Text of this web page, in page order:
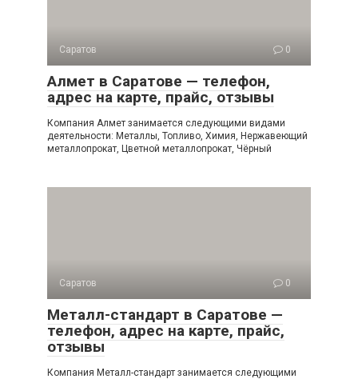
Саратов 0
Алмет в Саратове — телефон,
адрес на карте, прайс, отзывы
Компания Алмет занимается следующими видами
деятельности: Металлы, Топливо, Химия, Нержавеющий
металлопрокат, Цветной металлопрокат, Чёрный
Саратов 0
Металл-стандарт в Саратове —
телефон, адрес на карте, прайс,
отзывы
Компания Металл-стандарт занимается следующими